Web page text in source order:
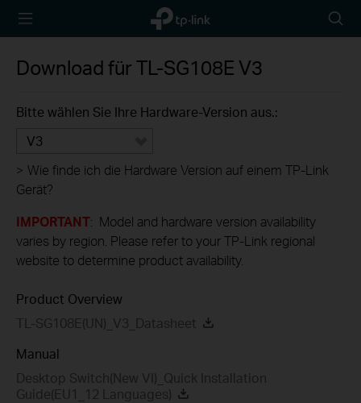
TP-Link,
Reliably
icon
Download fürTL-SG108E V3
Bitte wählen Sie Ihre Hardware-Version aus.:
V3
> Wie finde ich die Hardware Version auf einem TP-Link
Gerät?
IMPORTANT: Model and hardware version availability
varies by region. Please refer to your TP-Link regional
website to determine product availability.
Product Overview
TL-SG108E(UN)_V3_Datasheet
Manual
Desktop Switch(New VI)_Quick Installation
Guide(EU1_12 Languages)